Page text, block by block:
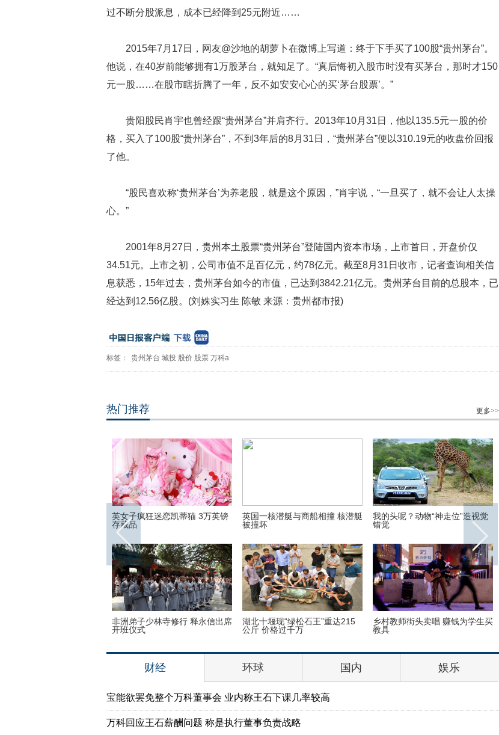
过不断分股派息，成本已经降到25元附近……
2015年7月17日，网友@沙地的胡萝卜在微博上写道：终于下手买了100股“贵州茅台”。
他说，在40岁前能够拥有1万股茅台，就知足了。“真后悔初入股市时没有买茅台，那时才150
元一股……在股市瞎折腾了一年，反不如安安心心的买‘茅台股票’。”
贵阳股民肖宇也曾经跟“贵州茅台”并肩齐行。2013年10月31日，他以135.5元一股的价
格，买入了100股“贵州茅台”，不到3年后的8月31日，“贵州茅台”便以310.19元的收盘价回报
了他。
“股民喜欢称‘贵州茅台’为养老股，就是这个原因，”肖宇说，“一旦买了，就不会让人太操
心。”
2001年8月27日，贵州本土股票“贵州茅台”登陆国内资本市场，上市首日，开盘价仅
34.51元。上市之初，公司市值不足百亿元，约78亿元。截至8月31日收市，记者查询相关信
息获悉，15年过去，贵州茅台如今的市值，已达到3842.21亿元。贵州茅台目前的总股本，已
经达到12.56亿股。(刘姝实习生 陈敏 来源：贵州都市报)
标签： 贵州茅台 城投 股价 股票 万科a
热门推荐 更多>>
英女子疯狂迷恋凯蒂猫 3万英镑
存藏品
英国一核潜艇与商船相撞 核潜艇
被撞坏
我的头呢？动物“神走位”造视觉
错觉
非洲弟子少林寺修行 释永信出席
开班仪式
湖北十堰现“绿松石王”重达215
公斤 价格过千万
乡村教师街头卖唱 赚钱为学生买
教具
财经 环球 国内 娱乐
宝能欲罢免整个万科董事会 业内称王石下课几率较高
万科回应王石薪酬问题 称是执行董事负责战略